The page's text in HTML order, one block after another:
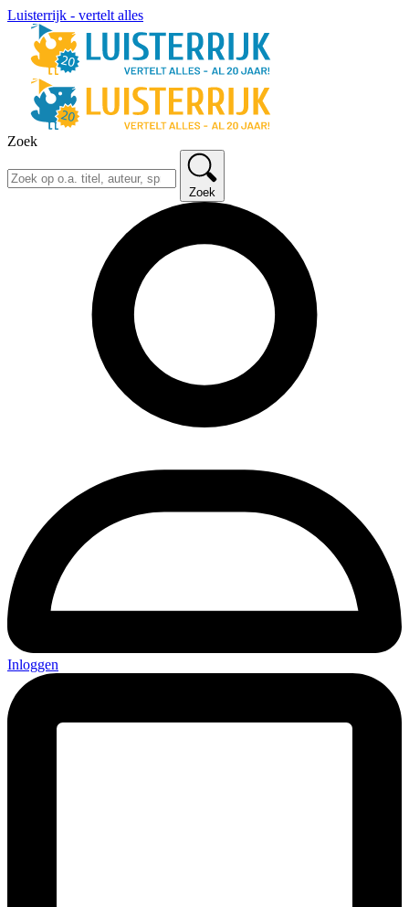
Luisterrijk - vertelt alles
Zoek
Zoek
Inloggen